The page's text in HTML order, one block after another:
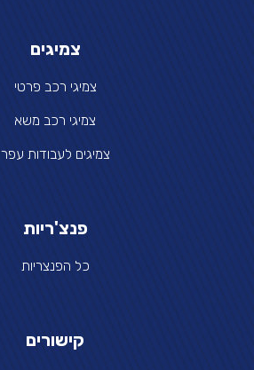
צמיגים
צמיגי רכב פרטי
צמיגי רכב משא
צמיגים לעבודות עפר
פנצ'ריות
כל הפנצריות
קישורים